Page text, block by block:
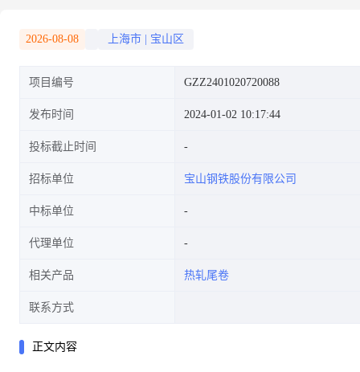
2026-08-08 上海市 宝山区
项目编号 GZZ2401020720088
发布时间 2024-01-02 10:17:44
投标截止时间
招标单位 宝山钢铁股份有限公司
中标单位
代理单位
相关产品 热轧尾卷
联系方式
正文内容